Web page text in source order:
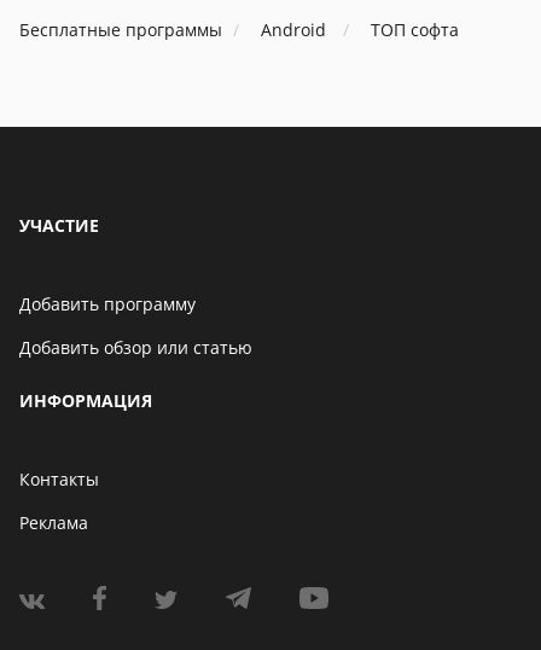
Бесплатные программы Android ТОП софта
УЧАСТИЕ
Добавить программу
Добавить обзор или статью
ИНФОРМАЦИЯ
Контакты
Реклама